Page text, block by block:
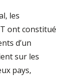
les
ont constitué
d’un
sur les
pays,